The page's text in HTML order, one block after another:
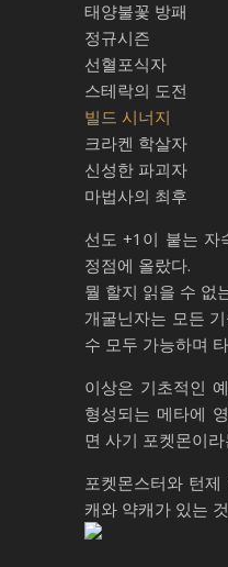
태양불꽃 방패
정규시즌
선혈포식자
스테락의 도전
빌드 시너지
크라켄 학살자
신성한 파괴자
마법사의 최후
선도 +1이 붙는 자
정점에 올랐다.
뭘 할지 읽을 수 없
개굴닌자는 모든
수 모두 가능하며
이상은 기초적인
형성되는 메타에
면 사기 포켓몬이
포켓몬스터와 턴
캐와 약캐가 있는